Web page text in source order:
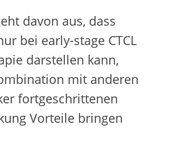
davon aus, dass
bei early-stage CTCL
darstellen kann,
mit anderen
fortgeschrittenen
Vorteile bringen